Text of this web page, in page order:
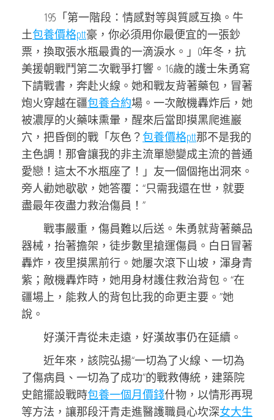
195「第一階段：情感對等與質感互換。牛
土包養價格ptt豪，你必須用你最便宜的一張鈔
票，換取張水瓶最貴的一滴淚水。」0年冬，抗
美援朝戰鬥第二次戰爭打響。16歲的護士朱勇寫
下請戰書，奔赴火線。她和戰友背著藥包，冒著
炮火穿越在疆包養合約場。一次敵機轟炸后，她
被濃厚的火藥味熏暈，醒來后當即摸黑爬進巖
穴，把昏倒的戰「灰色？包養價格ptt那不是我的
主色調！那會讓我的非主流單戀變成主流的普通
愛戀！這太不水瓶座了！」友一個個拖出洞來。
旁人勸她歇歇，她答覆：“只需我還在世，就要
盡最年夜盡力救治傷員！”
戰事嚴重，傷員難以后送。朱勇就背著藥品
器械，抬著擔架，徒步數里搶運傷員。白日冒著
轟炸，夜里摸黑前行。她屢次滾下山坡，渾身青
紫；敵機轟炸時，她用身材護住救治背包。“在
疆場上，能救人的背包比我的命更主要。”她
說。
好漢汗青從未走遠，好漢故事仍在延續。
近年來，該院弘揚“一切為了火線、一切為
了傷病員、一切為了成功”的戰救傳統，建築院
史館擺設戰時包養一個月價錢什物，以情形再現
等方法，讓那段汗青走進醫護職員心坎深女大生